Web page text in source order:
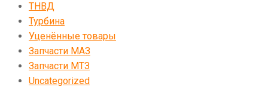
ТНВД
Турбина
Уценённые товары
Запчасти МАЗ
Запчасти МТЗ
Uncategorized